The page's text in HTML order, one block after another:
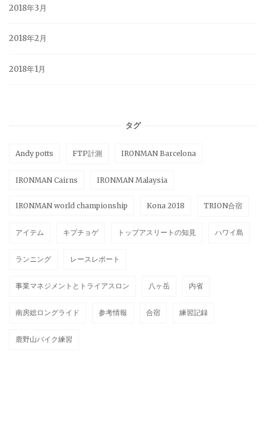
2018年3月
2018年2月
2018年1月
タグ
Andy potts FTP計測 IRONMAN Barcelona
IRONMAN Cairns IRONMAN Malaysia
IRONMAN world championship Kona 2018 TRION合宿
アイテム キプチョゲ トップアスリートの知見 ハワイ島
ランニング レースレポート
事業マネジメントとトライアスロン 八ヶ岳 内省
南房総ロングライド 参考情報 合宿 練習記録
鹿野山バイク練習